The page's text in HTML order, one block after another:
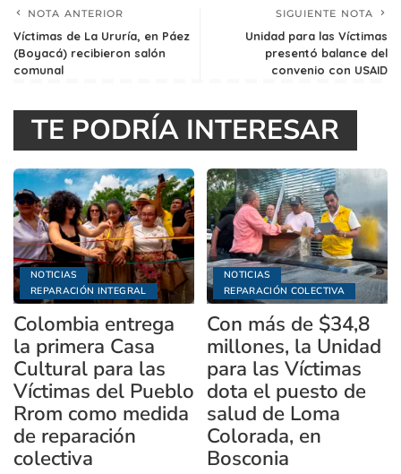
NOTA ANTERIOR
Víctimas de La Ururía, en Páez
(Boyacá) recibieron salón
comunal
SIGUIENTE NOTA
Unidad para las Víctimas
presentó balance del
convenio con USAID
TE PODRÍA INTERESAR
NOTICIAS
REPARACIÓN INTEGRAL
Colombia entrega
la primera Casa
Cultural para las
Víctimas del Pueblo
Rrom como medida
de reparación
colectiva
NOTICIAS
REPARACIÓN COLECTIVA
Con más de $34,8
millones, la Unidad
para las Víctimas
dota el puesto de
salud de Loma
Colorada, en
Bosconia